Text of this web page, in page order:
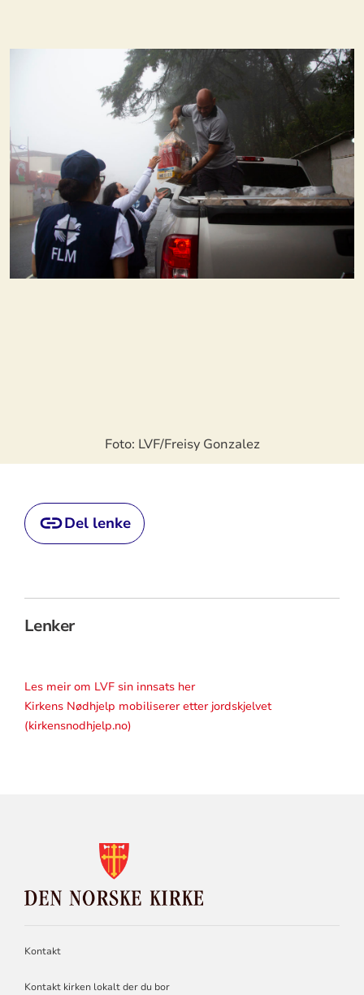
Foto: LVF/Freisy Gonzalez
Del lenke
Lenker
Les meir om LVF sin innsats her
Kirkens Nødhjelp mobiliserer etter jordskjelvet
(kirkensnodhjelp.no)
NORSKE
KIRKE
Kontakt
Kontakt kirken lokalt der du bor